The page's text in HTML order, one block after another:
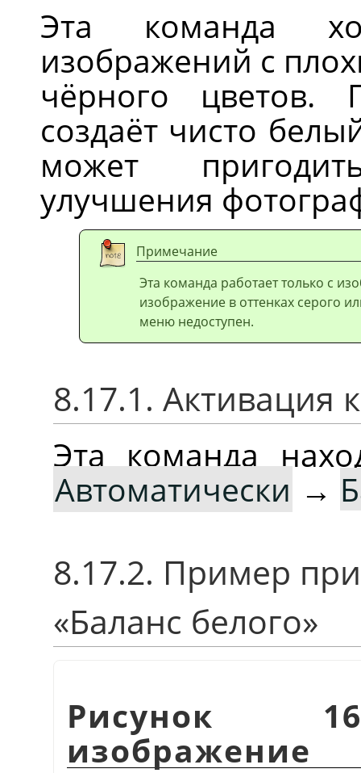
Эта команда
изображений с
чёрного цветов.
создаёт чисто
может
улучшения
Примечание
Эта команда работает только с
изображение в оттенках серого
меню недоступен.
8.17.1. Активация
Эта команда
Автоматически →
8.17.2. Пример
«Баланс белого»
Рисунок
изображение